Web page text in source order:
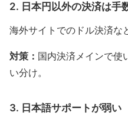
2. 日本円以外の決済は手
海外サイトでのドル決済な
対策： 国内決済メインで使
い分け。
3. 日本語サポートが弱い